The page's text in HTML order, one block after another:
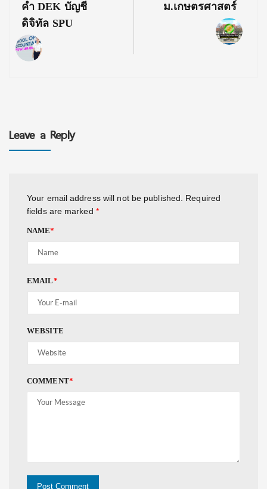
คำ DEK บัญชี
ดิจิทัล SPU
ม.เกษตรศาสตร์
Leave a Reply
Your email address will not be published.
Required
fields are marked *
NAME*
EMAIL*
WEBSITE
COMMENT*